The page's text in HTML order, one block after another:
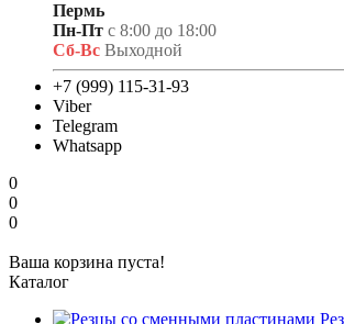
Пермь
Пн-Пт с 8:00 до 18:00
Сб-Вс Выходной
+7 (999) 115-31-93
Viber
Telegram
Whatsapp
0
0
0
Ваша корзина пуста!
Каталог